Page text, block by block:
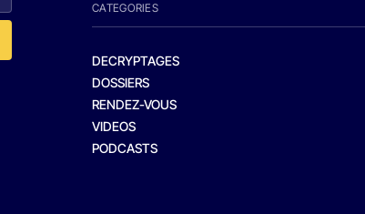
CATEGORIES
DECRYPTAGES
DOSSIERS
RENDEZ-VOUS
VIDEOS
PODCASTS